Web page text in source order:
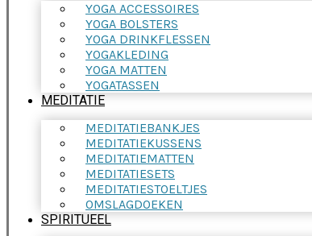
YOGA ACCESSOIRES
YOGA BOLSTERS
YOGA DRINKFLESSEN
YOGAKLEDING
YOGA MATTEN
YOGATASSEN
MEDITATIE
MEDITATIEBANKJES
MEDITATIEKUSSENS
MEDITATIEMATTEN
MEDITATIESETS
MEDITATIESTOELTJES
OMSLAGDOEKEN
SPIRITUEEL